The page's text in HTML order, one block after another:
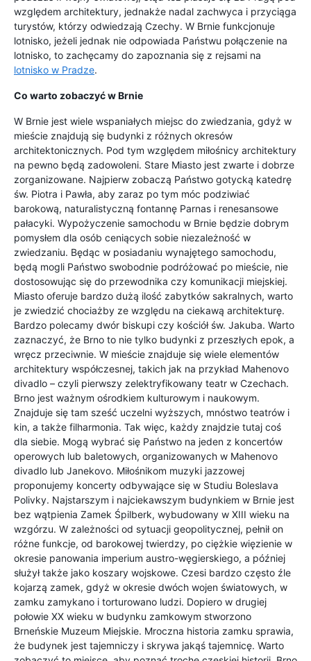
względem architektury, jednakże nadal zachwyca i przyciąga
turystów, którzy odwiedzają Czechy. W Brnie funkcjonuje
lotnisko, jeżeli jednak nie odpowiada Państwu połączenie na
lotnisko, to zachęcamy do zapoznania się z rejsami na
lotnisko w Pradze.
Co warto zobaczyć w Brnie
W Brnie jest wiele wspaniałych miejsc do zwiedzania, gdyż w
mieście znajdują się budynki z różnych okresów
architektonicznych. Pod tym względem miłośnicy architektury
na pewno będą zadowoleni. Stare Miasto jest zwarte i dobrze
zorganizowane. Najpierw zobaczą Państwo gotycką katedrę
św. Piotra i Pawła, aby zaraz po tym móc podziwiać
barokową, naturalistyczną fontannę Parnas i renesansowe
pałacyki. Wypożyczenie samochodu w Brnie będzie dobrym
pomysłem dla osób ceniących sobie niezależność w
zwiedzaniu. Będąc w posiadaniu wynajętego samochodu,
będą mogli Państwo swobodnie podróżować po mieście, nie
dostosowując się do przewodnika czy komunikacji miejskiej.
Miasto oferuje bardzo dużą ilość zabytków sakralnych, warto
je zwiedzić chociażby ze względu na ciekawą architekturę.
Bardzo polecamy dwór biskupi czy kościół św. Jakuba. Warto
zaznaczyć, że Brno to nie tylko budynki z przeszłych epok, a
wręcz przeciwnie. W mieście znajduje się wiele elementów
architektury współczesnej, takich jak na przykład Mahenovo
divadlo – czyli pierwszy zelektryfikowany teatr w Czechach.
Brno jest ważnym ośrodkiem kulturowym i naukowym.
Znajduje się tam sześć uczelni wyższych, mnóstwo teatrów i
kin, a także filharmonia. Tak więc, każdy znajdzie tutaj coś
dla siebie. Mogą wybrać się Państwo na jeden z koncertów
operowych lub baletowych, organizowanych w Mahenovo
divadlo lub Janekovo. Miłośnikom muzyki jazzowej
proponujemy koncerty odbywające się w Studiu Boleslava
Polivky. Najstarszym i najciekawszym budynkiem w Brnie jest
bez wątpienia Zamek Śpilberk, wybudowany w XIII wieku na
wzgórzu. W zależności od sytuacji geopolitycznej, pełnił on
różne funkcje, od barokowej twierdzy, po ciężkie więzienie w
okresie panowania imperium austro-węgierskiego, a później
służył także jako koszary wojskowe. Czesi bardzo często źle
kojarzą zamek, gdyż w okresie dwóch wojen światowych, w
zamku zamykano i torturowano ludzi. Dopiero w drugiej
połowie XX wieku w budynku zamkowym stworzono
Brneńskie Muzeum Miejskie. Mroczna historia zamku sprawia,
że budynek jest tajemniczy i skrywa jakąś tajemnicę. Warto